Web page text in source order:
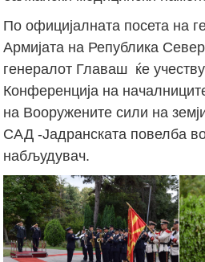
По официјалната посета на
Армијата на Република
генералот Главаш ќе
Конференција на
на Вооружените сили на
САД -Јадранската повелба
набљудувач.